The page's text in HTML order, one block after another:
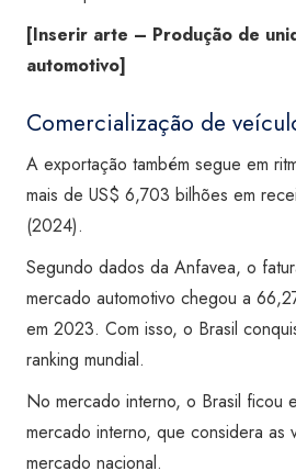
[Inserir arte – Produção de
automotivo]
Comercialização de
A exportação também segue em
mais de US$ 6,703 bilhões em
(2024).
Segundo dados da Anfavea, o
mercado automotivo chegou a
em 2023. Com isso, o Brasil
ranking mundial.
No mercado interno, o Brasil ficou
mercado interno, que considera as
mercado nacional.